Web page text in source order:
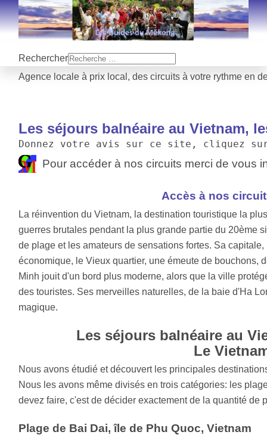
Rechercher
Agence locale à prix local, des circuits à votre rythme en
Les séjours balnéaire au Vietnam,
Donnez votre avis sur ce site, cliquez
Pour accéder à nos circuits merci de vous
Accès à nos
La réinvention du Vietnam, la destination touristique la
guerres brutales pendant la plus grande partie du 20ème
de plage et les amateurs de sensations fortes. Sa
économique, le Vieux quartier, une émeute de
Minh jouit d'un bord plus moderne, alors que la ville
des touristes. Ses merveilles naturelles, de la baie d'Ha
magique.
Les séjours balnéaire au
Le
Nous avons étudié et découvert les principales
Nous les avons même divisés en trois catégories: les
devez faire, c'est de décider exactement de la quantité de
Plage de Bai Dai, île de Phu Quoc, Vietnam